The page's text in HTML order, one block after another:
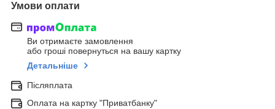
Умови оплати
Ви отримаєте замовлення
або гроші повернуться на вашу картку
Детальніше
Післяплата
Оплата на картку "Приватбанку"